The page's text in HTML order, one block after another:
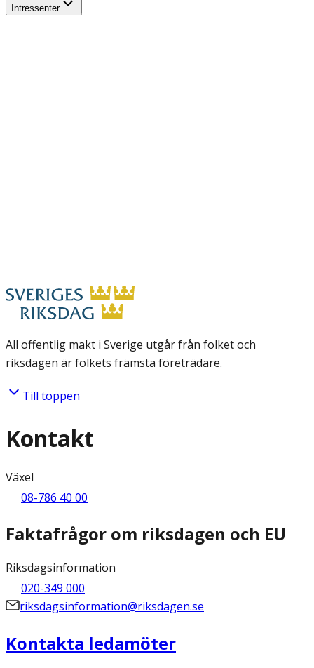
Intressenter
All offentlig makt i Sverige utgår från folket och
riksdagen är folkets främsta företrädare.
Till toppen
Kontakt
Växel
08-786 40 00
Faktafrågor om riksdagen och EU
Riksdagsinformation
020-349 000
riksdagsinformation@riksdagen.se
Kontakta ledamöter